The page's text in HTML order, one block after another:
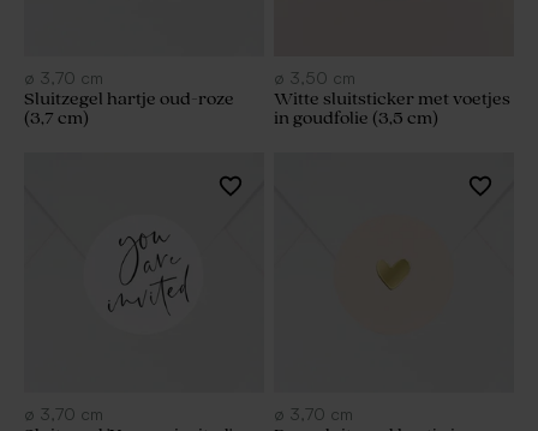
ø 3,70 cm
Sluitzegel hartje oud-roze
(3,7 cm)
ø 3,50 cm
Witte sluitsticker met voetjes
in goudfolie (3,5 cm)
ø 3,70 cm
ø 3,70 cm